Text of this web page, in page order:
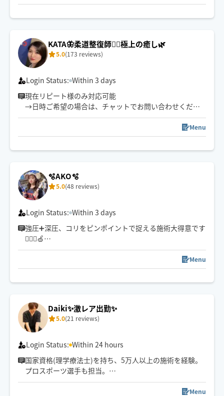
📍 名古屋市外へのご訪問は、移動時間の都合により120
分以上のコースで承っております🙆🏻‍♀️
【 保有資格📚 】
・CCAタイマッサージインストラクター取得
・整体/つぼ/リンパケア講座取得
KATA🦋柔道整復師💁‍♀️極上の癒し🌿
5.0(173 reviews)
Login Status: Within 3 days
現在リピート様のみ対応可能
→日時ご希望の場合は、チャットでお問い合わせくださ
い✨
⚠️クーポン利用は私の施術リピート様のみです！！
※ご新規様の予約確定はメッセージの返信確認次第です
※前後の施術の関係で時間調節難しい際は、ご予約をお
Menu
🫧AKO🫧
5.0(48 reviews)
Login Status: Within 3 days
強圧➕深圧、コリをピンポイントで捉える施術大得意です
💆🏻‍♀️🍏
小柄ですがパワー全開なのと手が温かくお客様にお褒め
いただくことが多いので是非一度受けてみてほしいです
🌱
※ご新規様は90分以上でのご予約でお願いいたします。
Menu
Daiki✨激レア出勤✨
5.0(21 reviews)
Login Status: Within 24 hours
国家資格(理学療法士)を持ち、5万人以上の施術を経験。
プロスポーツ選手も担当。
心身をほぐして一人ひとりに合わせた施術で「また受け
Menu